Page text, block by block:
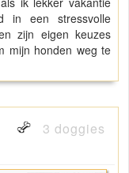
in een stressvolle
zijn eigen keuzes
mijn honden weg te
3 doggies